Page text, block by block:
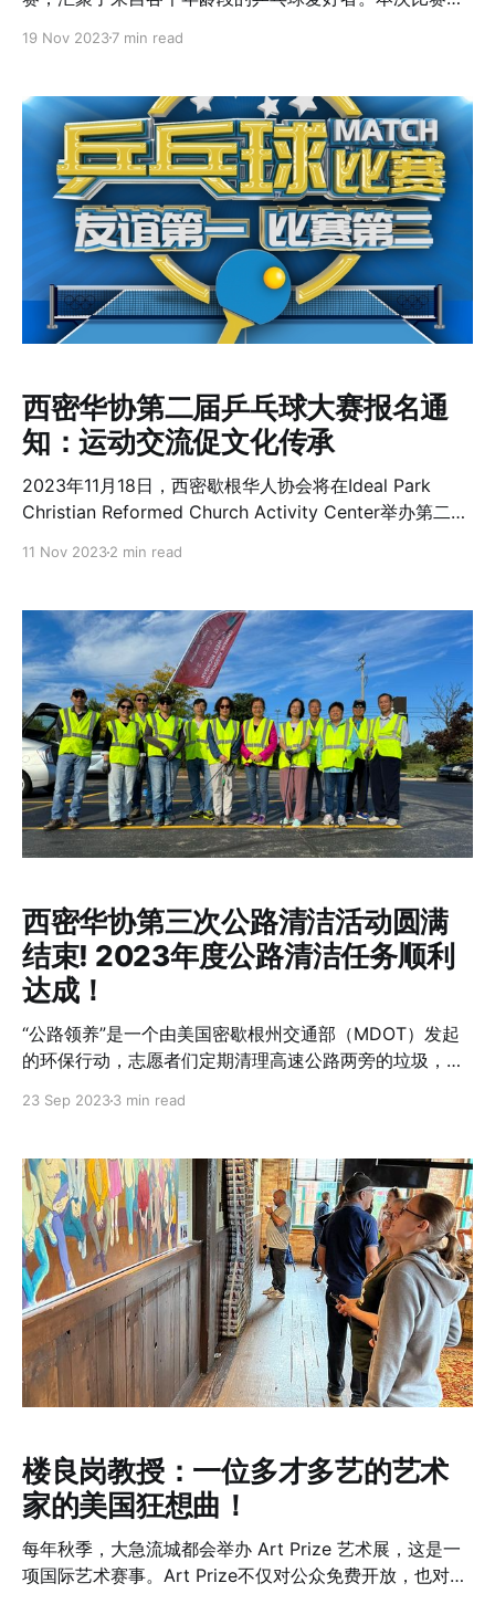
现。 0:00 /0:11 1× 比赛项目多样，包括男女单打、混合
同年龄和技能水平的参与者都能找到适合自己的比赛项
目。比赛设计不仅提高了比赛的包容性，也增加了观赏性
和趣味性。这次比赛中，参赛者以抽签方式分组打循环
赛，每组三人或四人，各组第一名进入决赛 ，每个项目只
取一名冠军。 每场比赛采用五局三胜制。在一局比赛中，
先得11分的一方为胜方，10平后，先多得2分的一方为胜
方。参赛任何一方由猜球方式决定先发球方，另一方选
边。每方轮发二球，10平后轮发一球，发球方唱当前比
分。发球在发球台的右侧弹起，并且必须落在接发球台的
左侧(从发球手的角度来看)。 在双打比赛中，刚刚发完球
比赛采用循环赛晋级算法，以赢得比赛的总数计算名次，
如果出现并列情况，以赢得比赛的净胜局
19 Nov 20237 min read
西密华协第二届乒乓球大赛报名通
知：运动交流促文化传承
2023年11月18日，西密歇根华人协会将在Ideal Park
Christian Reformed Church Activity Center举办第二届
外，乒乓球比赛不仅提供了一个展示运动技巧的舞台，更
是华人社区传承和分享文化遗产的一种方式。通过这样的
活动，我们不仅维系着对祖国文化的记忆，也向我们的孩
子和非华裔社区成员传递着这份独特的文化遗产。 活动亮
点： * 以乒乓球为桥梁，增进社区内不同世代之间的理解
与交流 * 强化海外华人对传统文化的认同感，促进文化的
传承与发展 * 提供一个多元文化交流的平台，增强华人社
区在当地社会中的影响力 活动详情： * 日期：11月18日
（周六） * 地点：Ideal Park Christian Reformed
Church Activity Center, 320 56th St SW, Grand
11 Nov 20232 min read
西密华协第三次公路清洁活动圆满
结束! 2023年度公路清洁任务顺利
达成！
“公路领养”是一个由美国密歇根州交通部（MDOT）发起
的环保行动，志愿者们定期清理高速公路两旁的垃圾，旨
理事汪波和王红贤两位的带领下，圆满完成了今年的第三
美的句号！ 此次活动的顺利进行，得益于华协理事们汪
波，王红贤，陈树巧和于匡平，以及西密华协志愿者们：
生勇敏 ，宗永秀，姚洁，郝凌，张迎春，吴擎洲，王友
瑛，和桑果的积极参与和无私奉献。他们舍弃了休息的周
末，加入到了这个有意义的环保活动中。秋高气爽，一大
早，一共队伍兵分三步分段清理公路，短短两个多小时
内，就完成了今天的清理任务！ 西密华协一直致力于推动
各种环保活动，通过公路领养活动让更多社区居民参与到
环保中来，为保护环境和美化家园做出贡献。西密华协已
经坚持参与公路领养活动长达36年，从1987年开始，每年
清理工作。再次感谢所有志愿者的投入和努力让我们的环
境变得更加美好，在此再次向他们表达最深的敬意和感
谢！西密华协将继续积极投身于环保事业，我们共同期待
一个更美好的生活环境！
23 Sep 20233 min read
楼良岗教授：一位多才多艺的艺术
家的美国狂想曲！
每年秋季，大急流城都会举办 Art Prize 艺术展，这是一
项国际艺术赛事。Art Prize不仅对公众免费开放，也对所